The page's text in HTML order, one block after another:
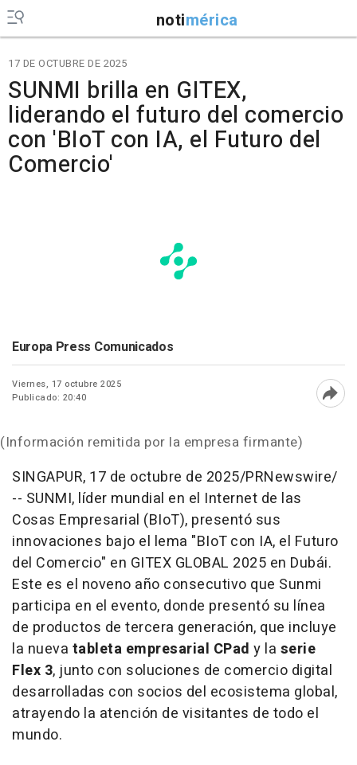
notimérica
17 DE OCTUBRE DE 2025
SUNMI brilla en GITEX,
liderando el futuro del comercio
con 'BIoT con IA, el Futuro del
Comercio'
Europa Press Comunicados
Viernes, 17 octubre 2025
Publicado: 20:40
(Información remitida por la empresa firmante)
SINGAPUR, 17 de octubre de 2025/PRNewswire/
-- SUNMI, líder mundial en el Internet de las
Cosas Empresarial (BIoT), presentó sus
innovaciones bajo el lema "BIoT con IA, el Futuro
del Comercio" en GITEX GLOBAL 2025 en Dubái.
Este es el noveno año consecutivo que Sunmi
participa en el evento, donde presentó su línea
de productos de tercera generación, que incluye
la nueva tableta empresarial CPad y la serie
Flex 3, junto con soluciones de comercio digital
desarrolladas con socios del ecosistema global,
atrayendo la atención de visitantes de todo el
mundo.